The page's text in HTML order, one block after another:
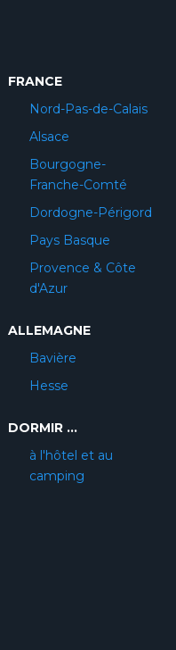
FRANCE
Nord-Pas-de-Calais
Alsace
Bourgogne-
Franche-Comté
Dordogne-Périgord
Pays Basque
Provence & Côte
d'Azur
ALLEMAGNE
Bavière
Hesse
DORMIR ...
à l'hôtel et au
camping